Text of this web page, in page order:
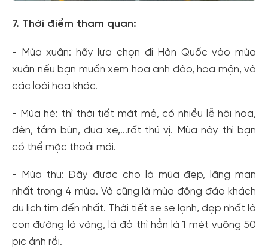
7. Thời điểm tham quan:
- Mùa xuân: hãy lựa chọn đi Hàn Quốc vào mùa
xuân nếu bạn muốn xem hoa anh đào, hoa mận, và
các loài hoa khác.
- Mùa hè: thì thời tiết mát mẻ, có nhiều lễ hội hoa,
đèn, tắm bùn, đua xe,...rất thú vị. Mùa này thì bạn
có thể mặc thoải mái.
- Mùa thu: Đây được cho là mùa đẹp, lãng mạn
nhất trong 4 mùa. Và cũng là mùa đông đảo khách
du lịch tìm đến nhất. Thời tiết se se lạnh, đẹp nhất là
con đường lá vàng, lá đỏ thì hẳn là 1 mét vuông 50
pic ảnh rồi.